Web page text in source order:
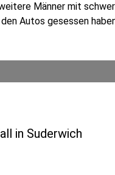
Männer mit
Autos gesessen
in Suderwich